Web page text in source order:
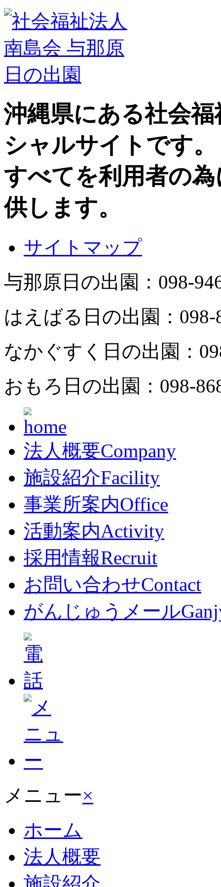
沖縄県にある社会
シャルサイトです。
すべてを利用者の
供します。
サイトマップ
与那原日の出園： 098-
はえばる日の出園： 098-
なかぐすく日の出園：
おもろ日の出園： 098-
法人概要Company
施設紹介Facility
事業所案内Office
活動案内Activity
採用情報Recruit
お問い合わせContact
がんじゅうメール
メニュー×
ホーム
法人概要